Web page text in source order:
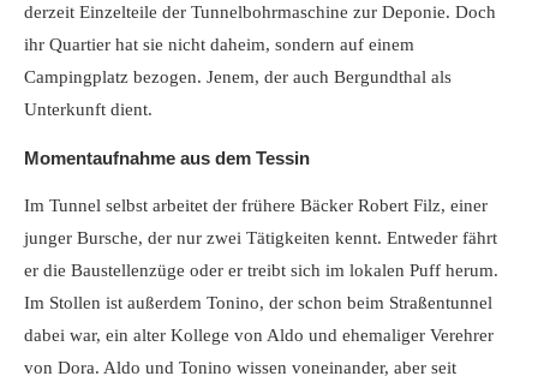
derzeit Einzelteile der Tunnelbohrmaschine zur Deponie. Doch
ihr Quartier hat sie nicht daheim, sondern auf einem
Campingplatz bezogen. Jenem, der auch Bergundthal als
Unterkunft dient.
Momentaufnahme aus dem Tessin
Im Tunnel selbst arbeitet der frühere Bäcker Robert Filz, einer
junger Bursche, der nur zwei Tätigkeiten kennt. Entweder fährt
er die Baustellenzüge oder er treibt sich im lokalen Puff herum.
Im Stollen ist außerdem Tonino, der schon beim Straßentunnel
dabei war, ein alter Kollege von Aldo und ehemaliger Verehrer
von Dora. Aldo und Tonino wissen voneinander, aber seit